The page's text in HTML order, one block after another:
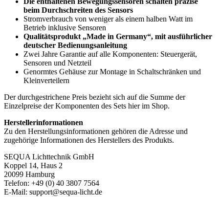
beim Durchschreiten des Sensors
Stromverbrauch von weniger als einem halben Watt im
Betrieb inklusive Sensoren
Qualitätsprodukt „Made in Germany“, mit ausführlicher
deutscher Bedienungsanleitung
Zwei Jahre Garantie auf alle Komponenten: Steuergerät,
Sensoren und Netzteil
Genormtes Gehäuse zur Montage in Schaltschränken und
Kleinverteilern
Der durchgestrichene Preis bezieht sich auf die Summe der
Einzelpreise der Komponenten des Sets hier im Shop.
Herstellerinformationen
Zu den Herstellungsinformationen gehören die Adresse und
zugehörige Informationen des Herstellers des Produkts.
SEQUA Lichttechnik GmbH
Koppel 14, Haus 2
20099 Hamburg
Telefon: +49 (0) 40 3807 7564
E-Mail: support@sequa-licht.de